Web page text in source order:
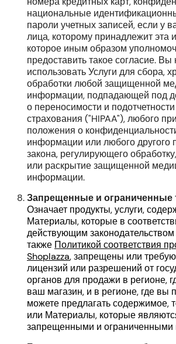
национальные
пароли учетных записей, если у
лица, которому принадлежит эта
которое иным образом
предоставить такое согласие.
использовать Услуги для сбора,
обработки любой защищенной
информации, подпадающей под
о переносимости и
страхования ("HIPAA"), любого
положения о
информации или любого другого
закона, регулирующего
или раскрытие защищенной
информации.
Запрещенные и ограниченные
Означает продукты, услуги,
Материалы, которые в
действующим
также Политикой соответствия
Shoplazza, запрещены или
лицензий или разрешений от
органов для продажи в регионе,
ваш магазин, и в регионе, где вы
можете предлагать содержимое,
или Материалы, которые
запрещенными и ограниченными